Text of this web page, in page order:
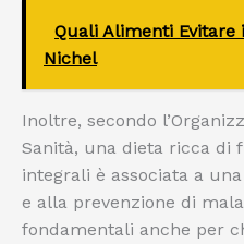
Quali Alimenti Evitare
Nichel
Inoltre, secondo
Sanità, una dieta ricca di
integrali è associata a
e alla prevenzione di
fondamentali anche per